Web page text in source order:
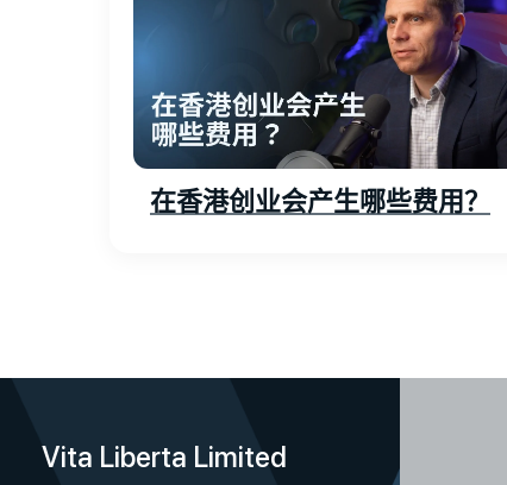
在香港创业会产生哪些费用？
章
Vita Liberta Limited